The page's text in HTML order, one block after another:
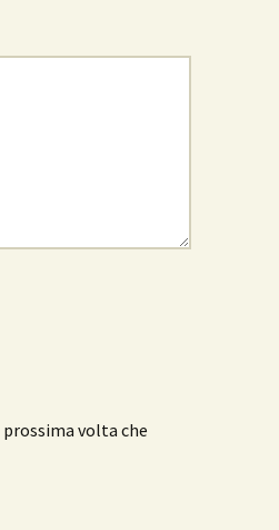
volta che